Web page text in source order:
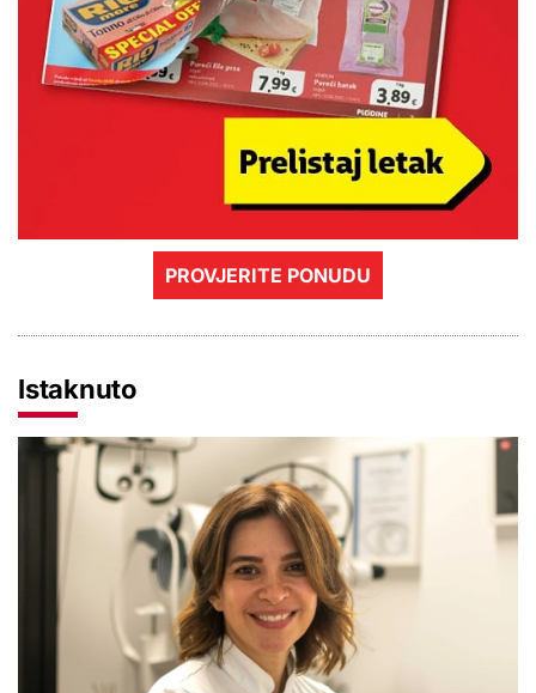
PROVJERITE PONUDU
Istaknuto